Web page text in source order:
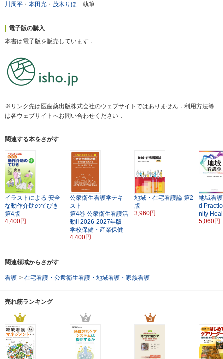
川周平 ・ 本田光 ・ 茂木りほ 執筆
電子版の購入
本書は電子版を販売しています．
※リンク先は医歯薬出版株式会社のウェブサイトではありません．利用方法等
は各ウェブサイトへお問い合わせください．
関連する本をさがす
イラストによる 安全
な動作介助のてびき
第4版
4,400円
公衆衛生看護学テキ
スト
第4巻 公衆衛生看護活
動II
2026-2027年版
学校保健・産業保健
4,400円
地域・在宅看護論 第2
版
3,960円
地域看
d
nity
5,060円
関連領域からさがす
看護 > 在宅看護・公衆衛生看護・地域看護・家族看護
売れ筋ランキング